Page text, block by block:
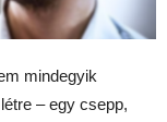
mindegyik
– egy csepp,